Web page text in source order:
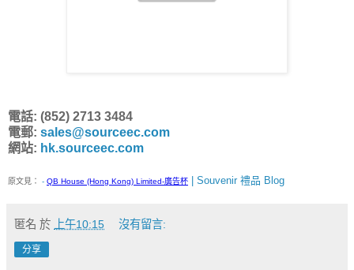
電話: (852) 2713 3484
電郵: sales@sourceec.com
網站: hk.sourceec.com
原文見： - QB House (Hong Kong) Limited-廣告杯 | Souvenir 禮品 Blog
匿名 於 上午10:15 沒有留言:
分享